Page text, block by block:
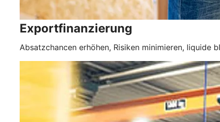
Exportfinanzierung
Absatzchancen erhöhen, Risiken minimieren, liquide